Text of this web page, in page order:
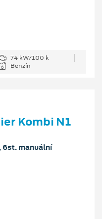
74 kW/100 k
Benzín
Kombi N1
6st. manuální